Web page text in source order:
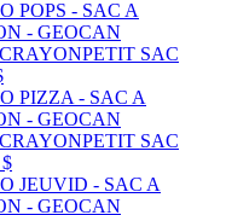
PETIT SAC
PETIT SAC